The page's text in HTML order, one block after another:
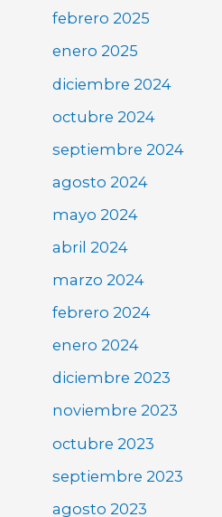
febrero 2025
enero 2025
diciembre 2024
octubre 2024
septiembre 2024
agosto 2024
mayo 2024
abril 2024
marzo 2024
febrero 2024
enero 2024
diciembre 2023
noviembre 2023
octubre 2023
septiembre 2023
agosto 2023